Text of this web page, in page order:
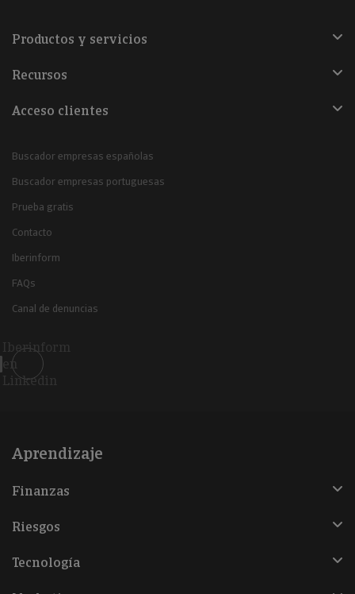
Productos y servicios
Recursos
Acceso clientes
Buscador empresas españolas
Buscador empresas portuguesas
Prueba gratis
Contacto
Iberinform
FAQs
Canal de denuncias
Iberinform
en
Linkedin
Aprendizaje
Finanzas
Riesgos
Tecnología